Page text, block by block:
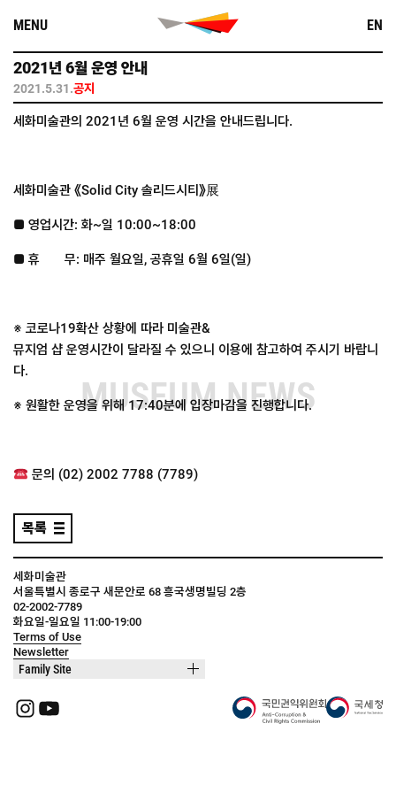
content
EN
MENU
MUSEUM NEWS
2021년 6월 운영 안내
공지
2021.5.31.
세화미술관의 2021년 6월 운영 시간을 안내드립니다.
세화미술관 《Solid City 솔리드시티》展
■ 영업시간: 화~일 10:00~18:00
■ 휴 무: 매주 월요일, 공휴일 6월 6일(일)
※ 코로나19확산 상황에 따라 미술관&
뮤지엄 샵 운영시간이 달라질 수 있으니 이용에 참고하여 주시기 바랍니
다.
※ 원활한 운영을 위해 17:40분에 입장마감을 진행합니다.
문의 (02) 2002 7788 (7789)
목록
세화미술관
서울특별시 종로구 새문안로 68 흥국생명빌딩 2층
02-2002-7789
화요일-일요일 11:00-19:00
Terms of Use
Newsletter
Family Site
Instagram
YouTube